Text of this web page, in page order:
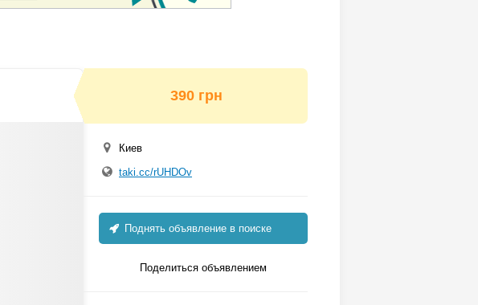
390 грн
Киев
taki.cc/rUHDOv
Поднять объявление в поиске
Поделиться объявлением